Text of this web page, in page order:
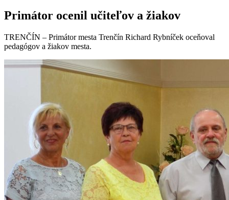
Primátor ocenil učiteľov a žiakov
TRENČÍN – Primátor mesta Trenčín Richard Rybníček oceňoval
pedagógov a žiakov mesta.